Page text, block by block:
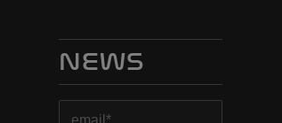
NEWS